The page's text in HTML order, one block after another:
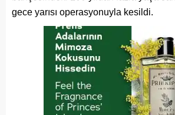
gece yarısı operasyonuyla kesildi.